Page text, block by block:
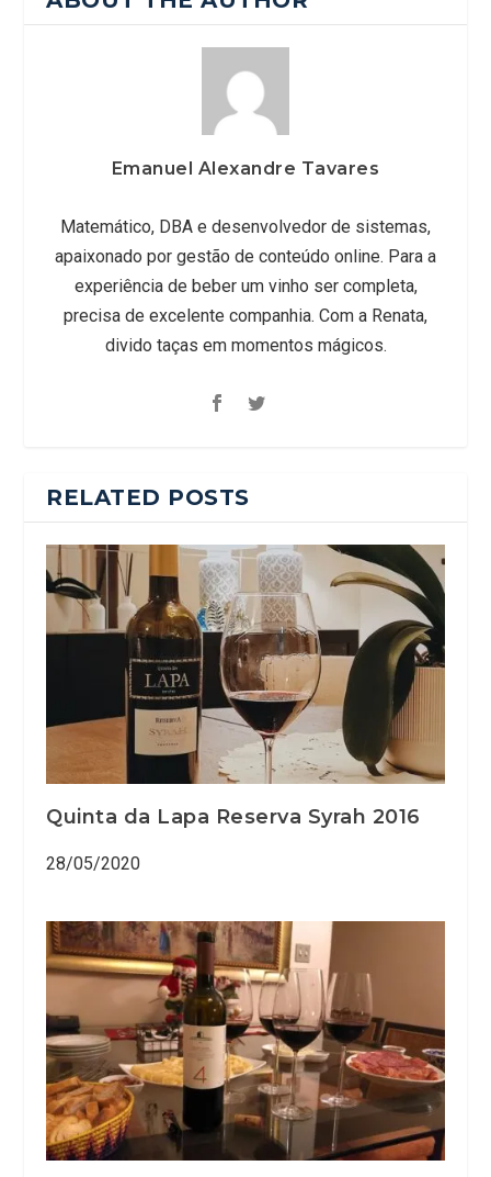
Emanuel Alexandre Tavares
Matemático, DBA e desenvolvedor de sistemas,
apaixonado por gestão de conteúdo online. Para a
experiência de beber um vinho ser completa,
precisa de excelente companhia. Com a Renata,
divido taças em momentos mágicos.
RELATED POSTS
Quinta da Lapa Reserva Syrah 2016
28/05/2020